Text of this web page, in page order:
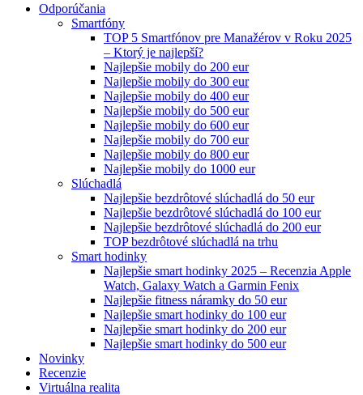
Odporúčania
Smartfóny
TOP 5 Smartfónov pre Manažérov v Roku 2025
– Ktorý je najlepší?
Najlepšie mobily do 200 eur
Najlepšie mobily do 300 eur
Najlepšie mobily do 400 eur
Najlepšie mobily do 500 eur
Najlepšie mobily do 600 eur
Najlepšie mobily do 700 eur
Najlepšie mobily do 800 eur
Najlepšie mobily do 1000 eur
Slúchadlá
Najlepšie bezdrôtové slúchadlá do 50 eur
Najlepšie bezdrôtové slúchadlá do 100 eur
Najlepšie bezdrôtové slúchadlá do 200 eur
TOP bezdrôtové slúchadlá na trhu
Smart hodinky
Najlepšie smart hodinky 2025 – Recenzia Apple
Watch, Galaxy Watch a Garmin Fenix
Najlepšie fitness náramky do 50 eur
Najlepšie smart hodinky do 100 eur
Najlepšie smart hodinky do 200 eur
Najlepšie smart hodinky do 500 eur
Novinky
Recenzie
Virtuálna realita